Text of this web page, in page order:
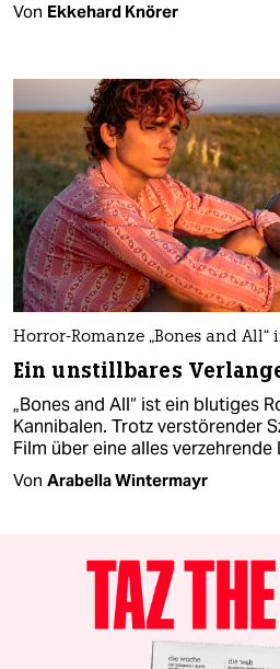
Von Ekkehard Knörer
Horror-Romanze „Bones and All“
Ein unstillbares
„Bones and All“ ist ein blutiges
Kannibalen. Trotz verstörender
Film über eine alles verzehrende
Von Arabella Wintermayr